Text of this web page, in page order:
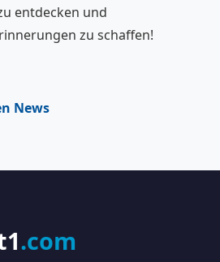
entdecken und
zu schaffen!
News
.com